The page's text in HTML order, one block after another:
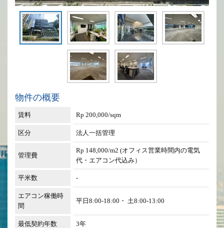
物件の概要
賃料 Rp 200,000/sqm
区分 法人一括管理
管理費
Rp 148,000/m2 (オフィス営業時間内の電気
代・エアコン代込み）
平米数 -
エアコン稼働時
間
平日8:00-18:00・ 土8:00-13:00
最低契約年数 3年